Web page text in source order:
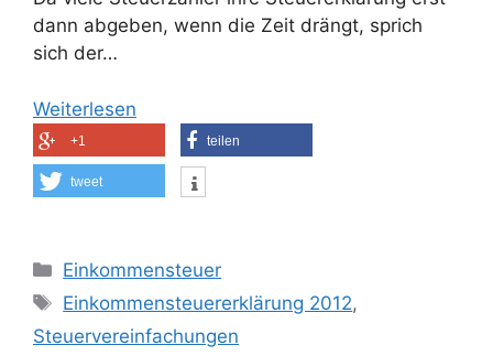
dann abgeben, wenn die Zeit drängt, sprich
sich der…
Weiterlesen
+1 teilen
tweet
Kategorien
Einkommensteuer
Schlagwörter
Einkommensteuererklärung 2012,
Steuervereinfachungen